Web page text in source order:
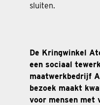
sluiten.
De Kringwinkel
een sociaal
maatwerkbedrijf
bezoek maakt
voor mensen met